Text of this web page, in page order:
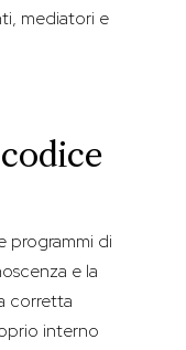
mediatori e
programmi di
e la
corretta
interno